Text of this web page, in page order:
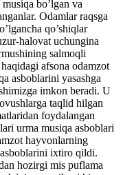
bo’lgan va
Odamlar raqsga
qo’shiqlar
halovat uchungina
salmoqli
afsona odamzot
asboblarini yasashga
imkon beradi. U
taqlid hilgan
foydalangan
urma musiqa asboblari
hayvonlarning
ixtiro qildi.
hozirgi mis puflama